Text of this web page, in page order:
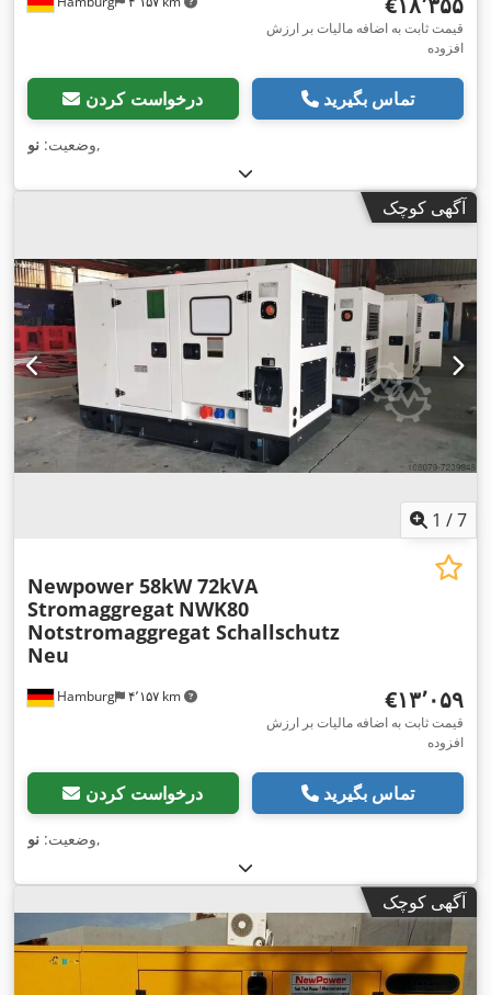
قیمت ثابت به اضافه مالیات بر ارزش
افزوده
درخواست کردن تماس بگیرید
وضعیت: نو ,
آگهی کوچک
1 /7
Hamburg ۴٬۱۵۷ km
Newpower 58kW 72kVA
Stromaggregat NWK80
Notstromaggregat Schallschutz
Neu
‎€۱۳٬۰۵۹
قیمت ثابت به اضافه مالیات بر ارزش
افزوده
درخواست کردن تماس بگیرید
وضعیت: نو ,
آگهی کوچک